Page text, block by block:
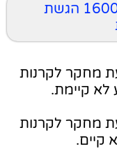
מקור מידע נוסף - טופס 1600001 הגשת
הצעת מחקר לקרנות
לא קיימת.
הצעת מחקר לקרנות
קיים.